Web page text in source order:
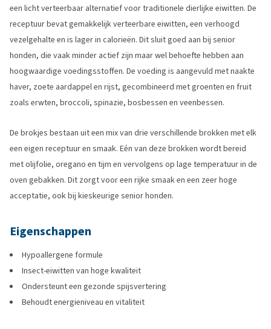
een licht verteerbaar alternatief voor traditionele dierlijke eiwitten. De
receptuur bevat gemakkelijk verteerbare eiwitten, een verhoogd
vezelgehalte en is lager in calorieën. Dit sluit goed aan bij senior
honden, die vaak minder actief zijn maar wel behoefte hebben aan
hoogwaardige voedingsstoffen. De voeding is aangevuld met naakte
haver, zoete aardappel en rijst, gecombineerd met groenten en fruit
zoals erwten, broccoli, spinazie, bosbessen en veenbessen.
De brokjes bestaan uit een mix van drie verschillende brokken met elk
een eigen receptuur en smaak. Eén van deze brokken wordt bereid
met olijfolie, oregano en tijm en vervolgens op lage temperatuur in de
oven gebakken. Dit zorgt voor een rijke smaak en een zeer hoge
acceptatie, ook bij kieskeurige senior honden.
Eigenschappen
Hypoallergene formule
Insect-eiwitten van hoge kwaliteit
Ondersteunt een gezonde spijsvertering
Behoudt energieniveau en vitaliteit